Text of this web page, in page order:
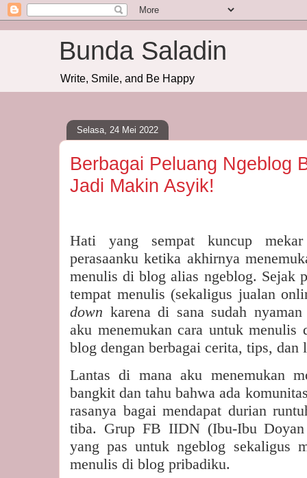
Bunda Saladin
Write, Smile, and Be Happy
Selasa, 24 Mei 2022
Berbagai Peluang Ngeblog
Jadi Makin Asyik!
Hati yang sempat kuncup
perasaanku ketika akhirnya
menulis di blog alias ngeblog. Sejak
tempat menulis (sekaligus jualan
down karena di sana sudah
aku menemukan cara untuk menulis
blog dengan berbagai cerita, tips, dan
Lantas di mana aku menemukan
bangkit dan tahu bahwa ada
rasanya bagai mendapat durian
tiba. Grup FB IIDN (Ibu-Ibu Doyan
yang pas untuk ngeblog sekaligus
menulis di blog pribadiku.